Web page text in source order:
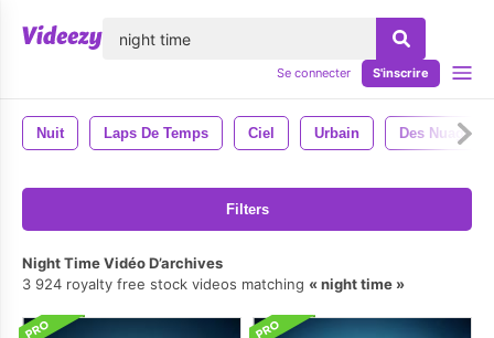
Se connecter S'inscrire
Nuit Laps De Temps Ciel Urbain Des Nuages
Filters
Night Time Vidéo D’archives
3 924 royalty free stock videos matching
night time